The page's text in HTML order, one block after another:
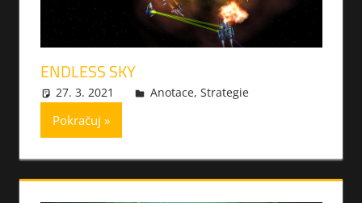
ENDLESS SKY
27. 3. 2021 xmilek
Anotace, Strategie
Pokračuj